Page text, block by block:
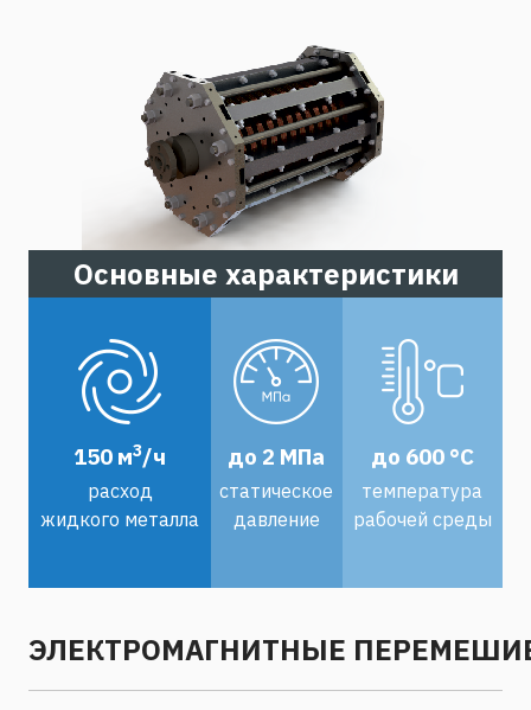
Основные характеристики
150 м3/ч до 2 МПа до 600 °С
расход
жидкого металла
статическое
давление
температура
рабочей среды
ЭЛЕКТРОМАГНИТНЫЕ